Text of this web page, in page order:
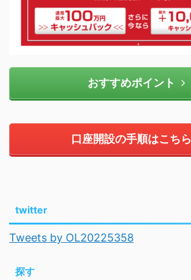
おすすめポイント
口座開設の手順はこちら
twitter
Tweets by OL20225358
探す